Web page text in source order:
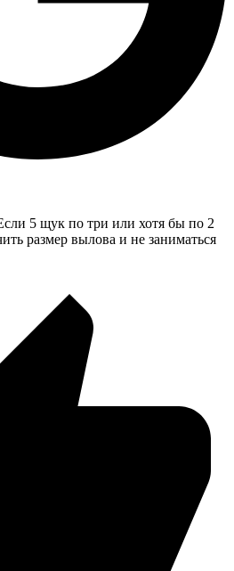
5 щук по три или хотя бы по 2
размер вылова и не заниматься